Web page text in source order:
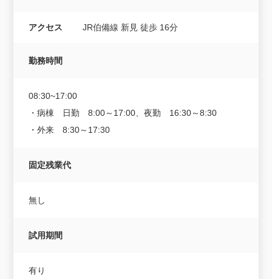
アクセス JR伯備線 新見 徒歩 16分
勤務時間
08:30~17:00
・病棟 日勤 8:00～17:00、夜勤 16:30～8:30
・外来 8:30～17:30
固定残業代
無し
試用期間
有り